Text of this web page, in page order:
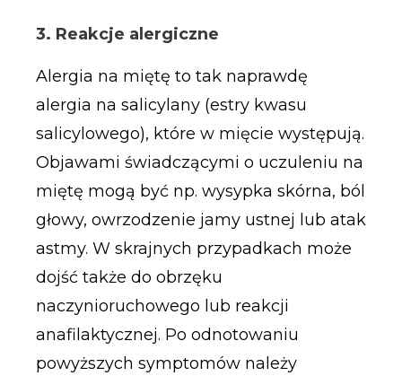
3. Reakcje alergiczne
Alergia na miętę to tak naprawdę
alergia na salicylany (estry kwasu
salicylowego), które w mięcie występują.
Objawami świadczącymi o uczuleniu na
miętę mogą być np. wysypka skórna, ból
głowy, owrzodzenie jamy ustnej lub atak
astmy. W skrajnych przypadkach może
dojść także do obrzęku
naczynioruchowego lub reakcji
anafilaktycznej. Po odnotowaniu
powyższych symptomów należy